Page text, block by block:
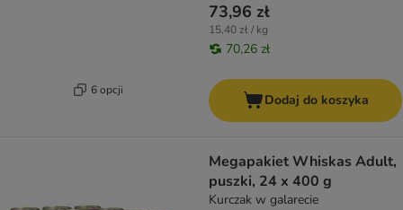
6 opcji
73,96 zł
15,40 zł / kg
70,26 zł
Dodaj do koszyka
Megapakiet Whiskas Adult,
puszki, 24 x 400 g
Kurczak w galarecie